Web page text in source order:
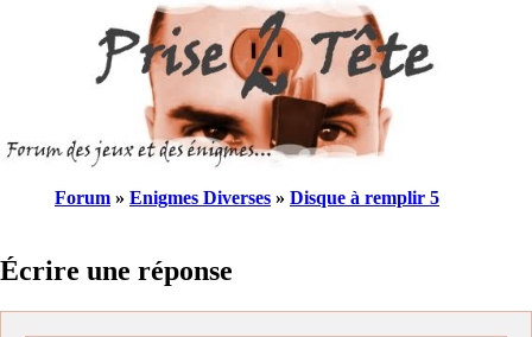
Forum » Enigmes Diverses » Disque à remplir 5
Écrire une réponse